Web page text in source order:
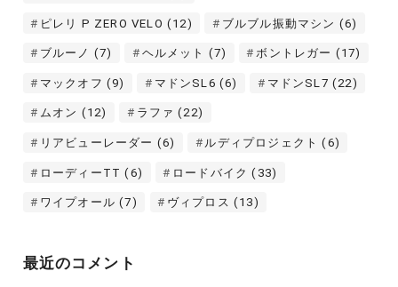
ピレリ P ZERO VELO (12) ブルブル振動マシン (6)
ブルーノ (7) ヘルメット (7) ボントレガー (17)
マックオフ (9) マドンSL6 (6) マドンSL7 (22)
ムオン (12) ラファ (22)
リアビューレーダー (6) ルディプロジェクト (6)
ローディーTT (6) ロードバイク (33)
ワイプオール (7) ヴィプロス (13)
最近のコメント